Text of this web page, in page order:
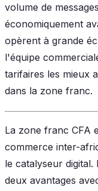
volume de
économiquement
opèrent à grande
l'équipe
tarifaires les mieux
dans la zone franc.
La zone franc CFA
commerce inter-
le catalyseur
deux avantages